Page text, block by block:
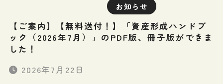
お知らせ
【ご案内】【無料送付！】「資産形成ハンドブ
ック（2026年7月）」のPDF版、冊子版ができま
した！
2026年7月22日